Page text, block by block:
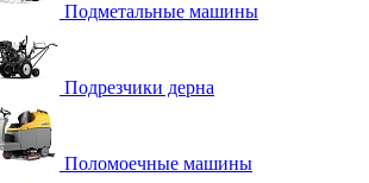
Подметальные машины
Подрезчики дерна
Поломоечные машины